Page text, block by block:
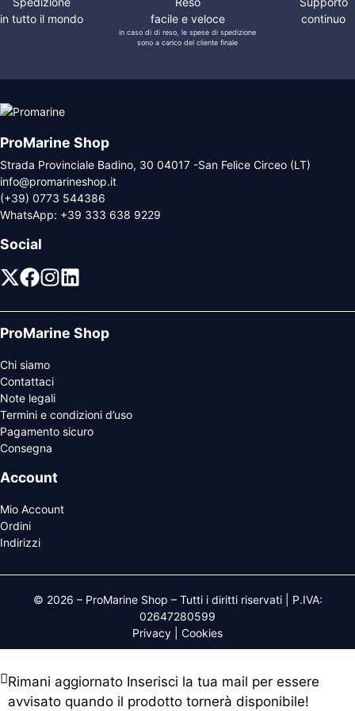
in tutto il mondo
facile e veloce
in caso di di reso, le spese di spedizione
sono a carico del cliente finale
continuo
ProMarine Shop
Strada Provinciale Badino, 30 04017 -San Felice Circeo (LT)
info@promarineshop.it
(+39) 0773 544386
WhatsApp: +39 333 638 9229
ProMarine Shop
Chi siamo
Contattaci
Note legali
Termini e condizioni d’uso
Pagamento sicuro
Consegna
Account
Mio Account
Ordini
Indirizzi
Social
© 2026 – ProMarine Shop – Tutti i diritti riservati | P.IVA:
02647280599
Privacy
Cookies
Rimani aggiornato Inserisci la tua mail per essere
avvisato quando il prodotto tornerà disponibile!